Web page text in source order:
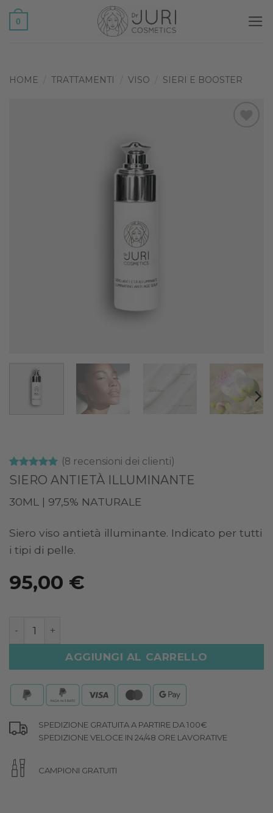
Salta
0
HOME TRATTAMENTI VISO SIERI E BOOSTER
Valutato5
su 5 su
8
recensioni
(8 recensioni dei clienti)
SIERO ANTIETÀ ILLUMINANTE
30ML | 97,5% NATURALE
Siero viso antietà illuminante. Indicato per tutti
i tipi di pelle.
95,00 €
AGGIUNGI AL CARRELLO
SPEDIZIONE GRATUITA A PARTIRE DA 100€
SPEDIZIONE VELOCE IN 24/48 ORE LAVORATIVE
CAMPIONI GRATUITI